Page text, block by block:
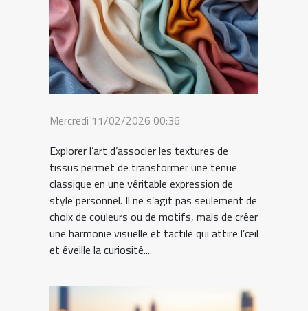
Mercredi 11/02/2026 00:36
Explorer l’art d’associer les textures de
tissus permet de transformer une tenue
classique en une véritable expression de
style personnel. Il ne s’agit pas seulement de
choix de couleurs ou de motifs, mais de créer
une harmonie visuelle et tactile qui attire l’œil
et éveille la curiosité....